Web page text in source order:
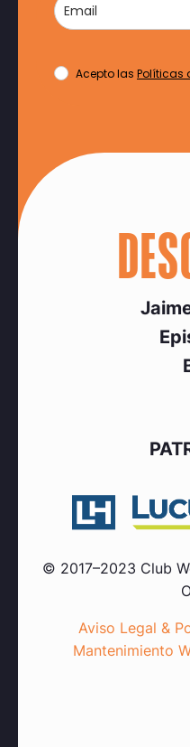
Acepto las Políticas
© 2017–2023 Club
Aviso Legal &
Mantenimiento